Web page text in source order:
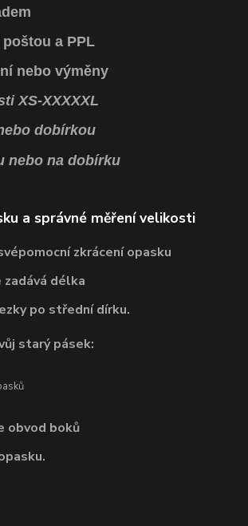
a PPL
nebo výměny
XS-XXXXXL
dobírkou
a správné měření velikosti
zkrácení opasku
zadává délka
po střední dírku.
starý pásek:
obvod boků